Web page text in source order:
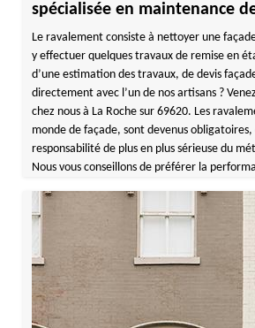
spécialisée en maintenance
Le ravalement consiste à nettoyer une
y effectuer quelques travaux de remise en
d’une estimation des travaux, de devis
directement avec l’un de nos artisans ?
chez nous à La Roche sur 69620. Les
monde de façade, sont devenus
responsabilité de plus en plus sérieuse du
Nous vous conseillons de préférer la